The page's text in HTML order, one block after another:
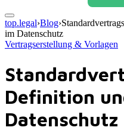
top.legal›Blog›
im Datenschutz
Vertragserstellung & Vorlagen
Definition
Datenschutz